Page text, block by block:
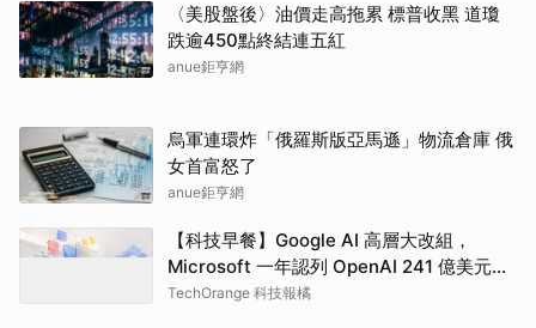
〈美股盤後〉油價走高拖累 標普收黑 道瓊
跌逾450點終結連五紅
anue鉅亨網
女首富怒了
anue鉅亨網
Microsoft 一年認列 OpenAI 241 億美元營
收
TechOrange 科技報橘